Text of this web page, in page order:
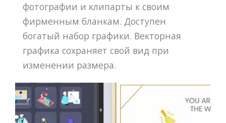
фотографии и клипарты к своим
фирменным бланкам. Доступен
богатый набор графики. Векторная
графика сохраняет свой вид при
изменении размера.